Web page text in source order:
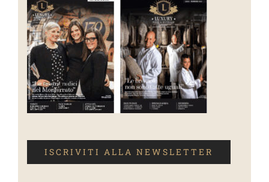
ISCRIVITI ALLA NEWSLETTER